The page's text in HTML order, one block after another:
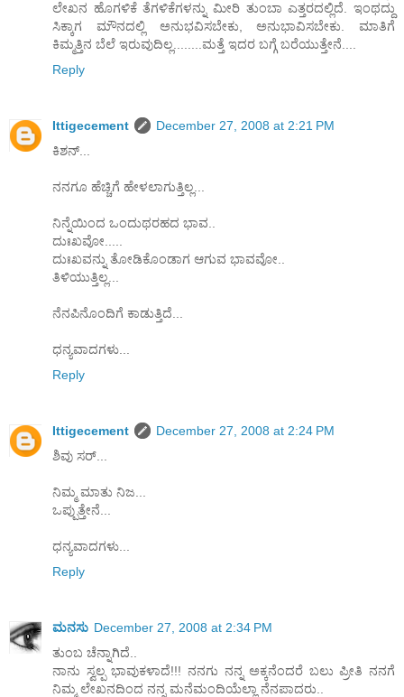
ಲೇಖನ ಹೊಗಳಿಕೆ ತೆಗಳಿಕೆಗಳನ್ನು ಮೀರಿ ತುಂಬಾ ಎತ್ತರದಲ್ಲಿದೆ. ಇಂಥದ್ದು
ಸಿಕ್ಕಾಗ ಮೌನದಲ್ಲಿ ಅನುಭವಿಸಬೇಕು, ಅನುಭಾವಿಸಬೇಕು. ಮಾತಿಗೆ
ಕಿಮ್ಮತ್ತಿನ ಬೆಲೆ ಇರುವುದಿಲ್ಲ........ಮತ್ತೆ ಇದರ ಬಗ್ಗೆ ಬರೆಯುತ್ತೇನೆ....
Reply
Ittigecement
December 27, 2008 at 2:21 PM
ಕಿಶನ್...
ನನಗೂ ಹೆಚ್ಚಿಗೆ ಹೇಳಲಾಗುತ್ತಿಲ್ಲ...
ನಿನ್ನೆಯಿಂದ ಒಂದುಥರಹದ ಭಾವ..
ದುಃಖವೋ.....
ದುಃಖವನ್ನು ತೋಡಿಕೊಂಡಾಗ ಆಗುವ ಭಾವವೋ..
ತಿಳಿಯುತ್ತಿಲ್ಲ...
ನೆನಪಿನೊಂದಿಗೆ ಕಾಡುತ್ತಿದೆ...
ಧನ್ಯವಾದಗಳು...
Reply
Ittigecement
December 27, 2008 at 2:24 PM
ಶಿವು ಸರ್...
ನಿಮ್ಮ ಮಾತು ನಿಜ...
ಒಪ್ಪುತ್ತೇನೆ...
ಧನ್ಯವಾದಗಳು...
Reply
ಮನಸು December 27, 2008 at 2:34 PM
ತುಂಬ ಚೆನ್ನಾಗಿದೆ..
ನಾನು ಸ್ವಲ್ಪ ಭಾವುಕಳಾದೆ!!! ನನಗು ನನ್ನ ಅಕ್ಕನೆಂದರೆ ಬಲು ಪ್ರೀತಿ ನನಗೆ
ನಿಮ್ಮ ಲೇಖನದಿಂದ ನನ್ನ ಮನೆಮಂದಿಯೆಲ್ಲಾ ನೆನಪಾದರು..